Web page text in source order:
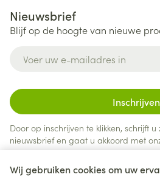
Wij gebruiken cookies om uw
Nieuwsbrief
Blijf op de hoogte van nieuwe
Inschrijven
Door op inschrijven te klikken, schrijft
nieuwsbrief en gaat u akkoord met